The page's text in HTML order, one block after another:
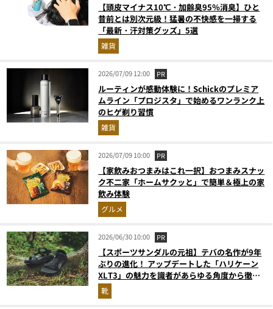
【頭皮マイナス10℃・加齢臭95％消臭】ひと
昔前とは別次元級！猛暑の不快感を一掃する
「最新・汗対策グッズ」5選
雑貨
2026/07/09 12:00 PR
ルーティンが感動体験に！Schickのプレミア
ムライン「プロジスタ」で始めるワンランク上
のヒゲ剃り習慣
雑貨
2026/07/09 10:00 PR
【家飲みおつまみはこれ一択】おつまみスナッ
ク不二家「ホームサクッと」で簡単＆極上の家
飲み体験
グルメ
2026/06/30 10:00 PR
【スポーツサンダルの元祖】テバの名作が9年
ぶりの進化！ アップデートした「ハリケーン
XLT3」の魅力を識者があらゆる角度から徹底
解説！
靴